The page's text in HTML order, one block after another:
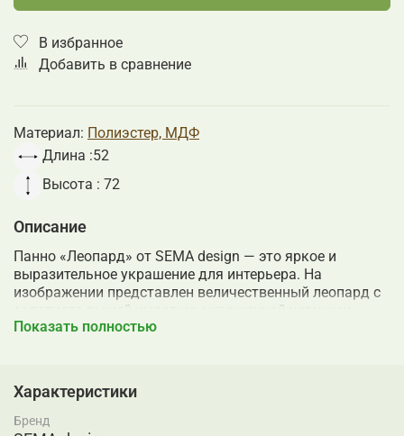
В избранное
Добавить в сравнение
Материал: Полиэстер, МДФ
Длина :52
Высота : 72
Описание
Панно «Леопард» от SEMA design — это яркое и
выразительное украшение для интерьера. На
изображении представлен величественный леопард с
золотисто-рыжей шерстью, украшенной черными
пятнами, на фоне насыщенно-розового цвета с
и художественную стилизацию, что делает её особенно
привлекательной.
Размеры панно составляют 72х52 см, что позволяет
Показать полностью
Характеристики
Бренд